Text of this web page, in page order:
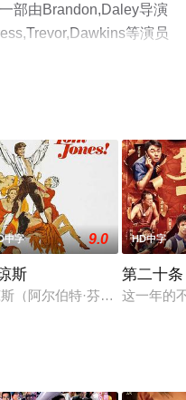
部由Brandon,Daley导演
等演员
看高清无删减完整版电
的大狗Magic，Magic
中字 9.0
斯
（阿尔伯特·芬尼 Albert
HD中字
第二十条
这一年的